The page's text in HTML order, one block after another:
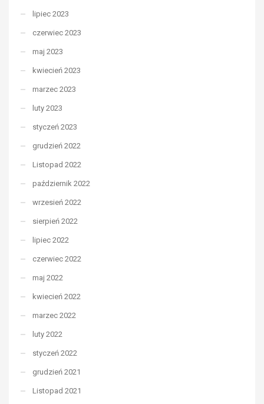
lipiec 2023
czerwiec 2023
maj 2023
kwiecień 2023
marzec 2023
luty 2023
styczeń 2023
grudzień 2022
Listopad 2022
październik 2022
wrzesień 2022
sierpień 2022
lipiec 2022
czerwiec 2022
maj 2022
kwiecień 2022
marzec 2022
luty 2022
styczeń 2022
grudzień 2021
Listopad 2021